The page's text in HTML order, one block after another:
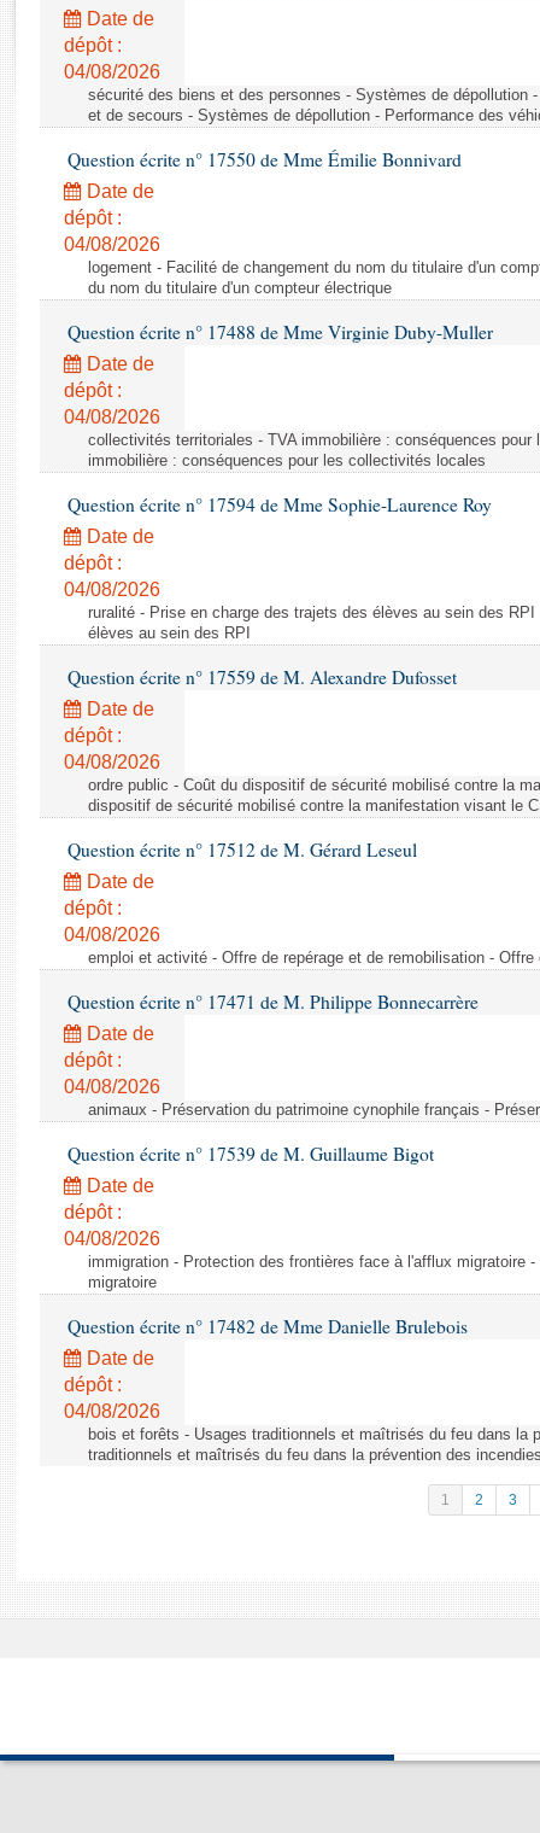
Rapports législatifs
Rapports sur l'application des lois
Baromètre de l’application des lois
Dossiers législatifs
Budget et sécurité sociale
Questions écrites et orales
Comptes rendus des débats
Date de
dépôt :
04/08/2026
sécurité des biens et des personnes - Systèmes de dépollution
et de secours - Systèmes de dépollution - Performance des
Question écrite n° 17550 de Mme Émilie Bonnivard
Date de
dépôt :
04/08/2026
logement - Facilité de changement du nom du titulaire d'un
du nom du titulaire d'un compteur électrique
Question écrite n° 17488 de Mme Virginie Duby-Muller
Date de
dépôt :
04/08/2026
collectivités territoriales - TVA immobilière : conséquences
immobilière : conséquences pour les collectivités locales
Question écrite n° 17594 de Mme Sophie-Laurence Roy
Date de
dépôt :
04/08/2026
ruralité - Prise en charge des trajets des élèves au sein des
élèves au sein des RPI
Question écrite n° 17559 de M. Alexandre Dufosset
Date de
dépôt :
04/08/2026
ordre public - Coût du dispositif de sécurité mobilisé contre la
dispositif de sécurité mobilisé contre la manifestation visant le
Question écrite n° 17512 de M. Gérard Leseul
Date de
dépôt :
04/08/2026
emploi et activité - Offre de repérage et de remobilisation -
Question écrite n° 17471 de M. Philippe Bonnecarrère
Date de
dépôt :
04/08/2026
animaux - Préservation du patrimoine cynophile français -
Question écrite n° 17539 de M. Guillaume Bigot
Date de
dépôt :
04/08/2026
immigration - Protection des frontières face à l'afflux migratoire
migratoire
Question écrite n° 17482 de Mme Danielle Brulebois
Date de
dépôt :
04/08/2026
bois et forêts - Usages traditionnels et maîtrisés du feu dans la
traditionnels et maîtrisés du feu dans la prévention des
1 2 3